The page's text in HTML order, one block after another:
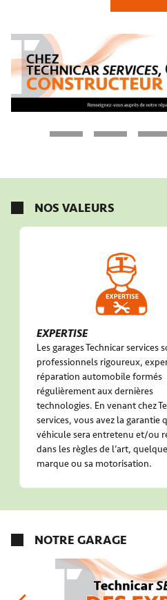
NOS VALEURS
EXPERTISE
Les garages Technicar services
professionnels rigoureux,
réparation automobile formés
régulièrement aux dernières
technologies. En venant chez
services, vous avez la garantie
véhicule sera entretenu et/ou
dans les règles de l’art,
marque ou sa motorisation.
NOTRE GARAGE